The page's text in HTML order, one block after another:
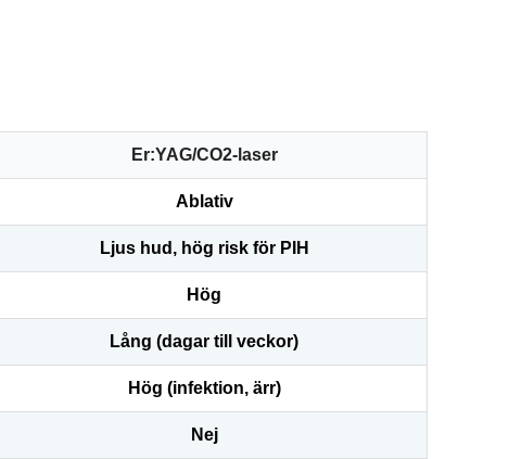
Er:YAG/CO2-laser
Ablativ
Ljus hud, hög risk för PIH
Hög
Lång (dagar till veckor)
Hög (infektion, ärr)
Nej